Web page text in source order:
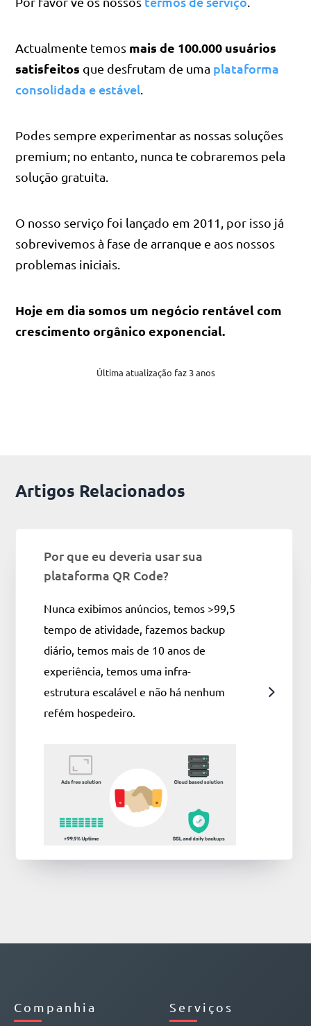
Actualmente temos mais de 100.000 usuários
satisfeitos que desfrutam de uma plataforma
consolidada e estável
Podes sempre experimentar as nossas soluções
premium; no entanto, nunca te cobraremos pela
solução gratuita.
O nosso serviço foi lançado em 2011, por isso já
sobrevivemos à fase de arranque e aos nossos
problemas iniciais.
Hoje em dia somos um negócio rentável com
crescimento orgânico exponencial.
Última atualização faz 3 anos
Artigos Relacionados
Por que eu deveria usar sua
plataforma QR Code?
Nunca exibimos anúncios, temos >99,5
tempo de atividade, fazemos backup
diário, temos mais de 10 anos de
experiência, temos uma infra-
estrutura escalável e não há nenhum
refém hospedeiro.
Companhia Serviços